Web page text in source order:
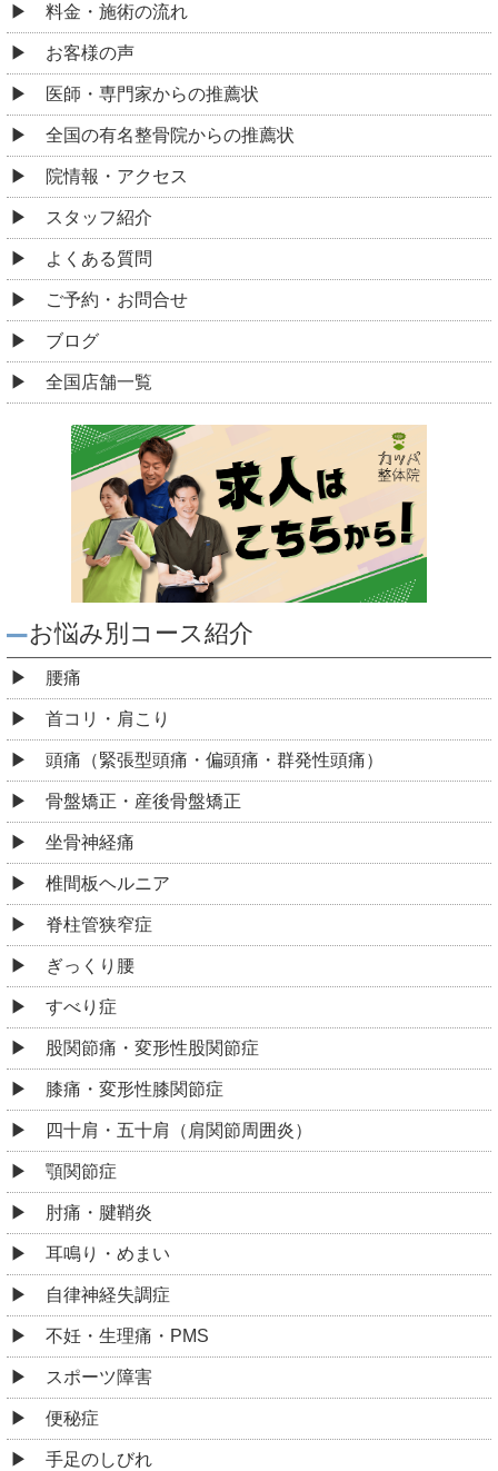
料金・施術の流れ
お客様の声
医師・専門家からの推薦状
全国の有名整骨院からの推薦状
院情報・アクセス
スタッフ紹介
よくある質問
ご予約・お問合せ
ブログ
全国店舗一覧
お悩み別コース紹介
腰痛
首コリ・肩こり
頭痛（緊張型頭痛・偏頭痛・群発性頭痛）
骨盤矯正・産後骨盤矯正
坐骨神経痛
椎間板ヘルニア
脊柱管狭窄症
ぎっくり腰
すべり症
股関節痛・変形性股関節症
膝痛・変形性膝関節症
四十肩・五十肩（肩関節周囲炎）
顎関節症
肘痛・腱鞘炎
耳鳴り・めまい
自律神経失調症
不妊・生理痛・PMS
スポーツ障害
便秘症
手足のしびれ